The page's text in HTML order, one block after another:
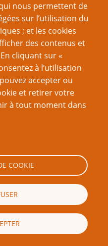
Campaign(p. 50 deSigns
& Portents
scénarios est également abordée
inspiré des séries télés :
.[Retour]
rendre l'univers vivant entre
liés
de John H Kim
de ce renversement de
nous permettent de
sur l’utilisation du
; et les cookies
des contenus et
cliquant sur «
à l’utilisation
accepter ou
et retirer votre
à tout moment dans
COOKIE